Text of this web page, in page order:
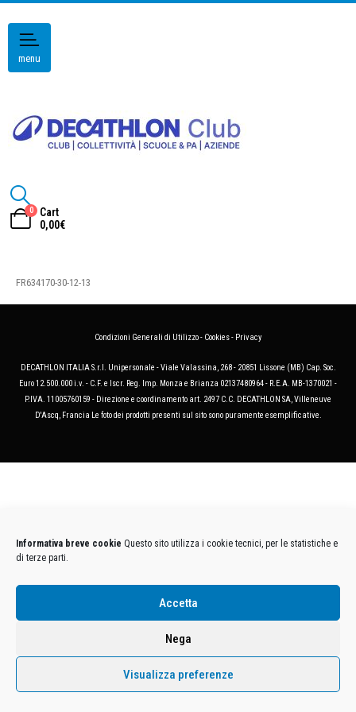
Informativa breve cookie Questo sito utilizza i cookie tecnici, per le statistiche e
di terze parti.
Accetta
Nega
Visualizza preferenze
menu
0
Cart
0,00€
FR634170-30-12-13
Condizioni Generali di Utilizzo- Cookies- Privacy
DECATHLON ITALIA S.r.l. Unipersonale - Viale Valassina, 268 - 20851 Lissone (MB) Cap. Soc.
Euro 12.500.000 i.v. - C.F. e Iscr. Reg. Imp. Monza e Brianza 02137480964 - R.E.A. MB-1370021 -
P.IVA. 11005760159 - Direzione e coordinamento art. 2497 C.C. DECATHLON SA, Villeneuve
D'Ascq, Francia Le foto dei prodotti presenti sul sito sono puramente esemplificative.